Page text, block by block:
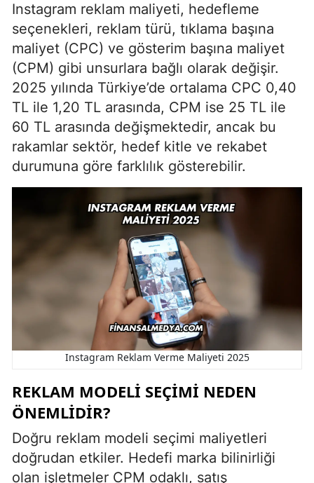
Instagram reklam maliyeti, hedefleme
seçenekleri, reklam türü, tıklama başına
maliyet (CPC) ve gösterim başına maliyet
(CPM) gibi unsurlara bağlı olarak değişir.
2025 yılında Türkiye’de ortalama CPC 0,40
TL ile 1,20 TL arasında, CPM ise 25 TL ile
60 TL arasında değişmektedir, ancak bu
rakamlar sektör, hedef kitle ve rekabet
durumuna göre farklılık gösterebilir.
Instagram Reklam Verme Maliyeti 2025
REKLAM MODELI SEÇIMI NEDEN
ÖNEMLIDIR?
Doğru reklam modeli seçimi maliyetleri
doğrudan etkiler. Hedefi marka bilinirliği
olan işletmeler CPM odaklı, satış